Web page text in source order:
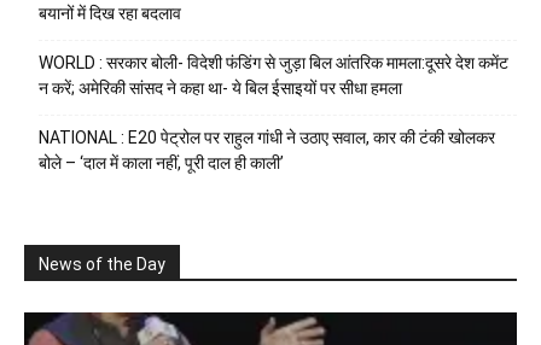
बयानों में दिख रहा बदलाव
WORLD : सरकार बोली- विदेशी फंडिंग से जुड़ा बिल आंतरिक मामला:दूसरे देश कमेंट
न करें; अमेरिकी सांसद ने कहा था- ये बिल ईसाइयों पर सीधा हमला
NATIONAL : E20 पेट्रोल पर राहुल गांधी ने उठाए सवाल, कार की टंकी खोलकर
बोले – ‘दाल में काला नहीं, पूरी दाल ही काली’
News of the Day